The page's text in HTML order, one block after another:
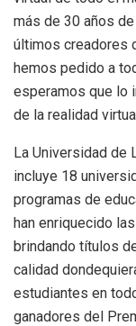
más de 30 años
últimos creadores
hemos pedido a
esperamos que lo
de la realidad
La Universidad de
incluye 18
programas de
han enriquecido
brindando títulos
calidad
estudiantes en
ganadores del